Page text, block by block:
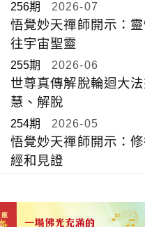
256期 2026-07
悟覺妙天禪師開示：
往宇宙聖靈
255期 2026-06
世尊真傳解脫輪迴大法
慧、解脫
254期 2026-05
悟覺妙天禪師開示：
經和見證